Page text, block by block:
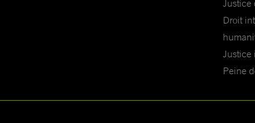
Justice
Droit
Justice
Peine